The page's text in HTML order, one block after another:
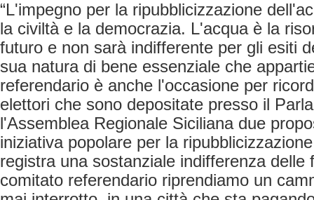
“L'impegno per la ripubblicizzazione
la civiltà e la democrazia. L'acqua è la
futuro e non sarà indifferente per gli esiti
sua natura di bene essenziale che
referendario è anche l'occasione per
elettori che sono depositate presso il
l'Assemblea Regionale Siciliana due
iniziativa popolare per la
registra una sostanziale indifferenza delle
comitato referendario riprendiamo un